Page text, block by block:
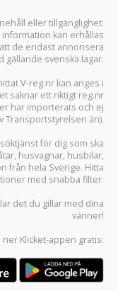
eller tillgänglighet.
kan erhållas
de endast annonsera
svenska lagar.
V-reg.nr kan anges i
saknar ett riktigt reg.nr
har importerats och ej
Transportstyrelsen än).
för dig som ska
, husvagnar, husbilar,
från hela Sverige. Hitta
med snabba filter.
det du gillar med dina
vänner!
ner Klicket-appen gratis: